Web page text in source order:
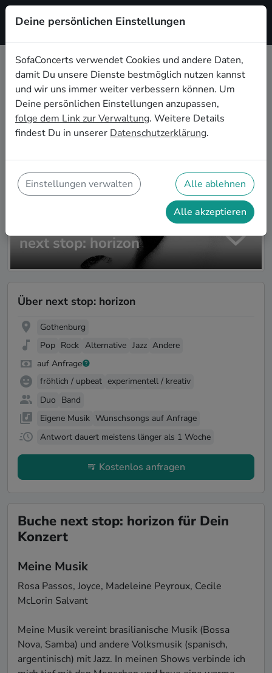
Registrieren
Zur Artistsuche
next stop: horizon
Über next stop: horizon
Gothenburg
Pop Rock Alternative Jazz Andere
auf Anfrage
fröhlich / upbeat experimentell / kreativ
Duo Band
Eigene Musik Wunschsongs auf Anfrage
Antwort dauert meistens länger als 1 Woche
Kostenlos anfragen
Buche next stop: horizon für Dein
Konzert
Meine Musik
Rosa Passos, Joyce, Madeleine Peyroux, Cecile
McLorin Salvant
Meine Musik vereint brasilianische Musik (Bossa
Nova, Samba) und andere Volksmusik (spanisch,
argentinisch) mit Jazz. In meinen Shows verbinde ich
Deine persönlichen Einstellungen
SofaConcerts verwendet Cookies und andere Daten,
damit Du unsere Dienste bestmöglich nutzen kannst
und wir uns immer weiter verbessern können. Um
Deine persönlichen Einstellungen anzupassen,
folge dem Link zur Verwaltung. Weitere Details
findest Du in unserer Datenschutzerklärung.
Einstellungen verwalten Alle ablehnen
Alle akzeptieren